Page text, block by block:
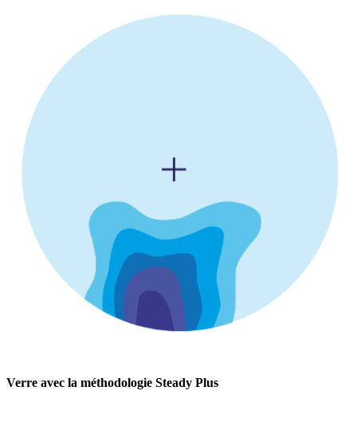
Verre avec la méthodologie Steady Plus